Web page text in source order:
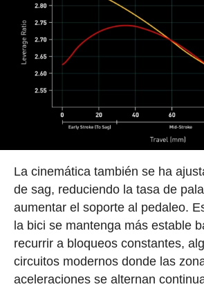
La cinemática también se ha
de sag, reduciendo la tasa de
aumentar el soporte al pedaleo.
la bici se mantenga más estable
recurrir a bloqueos constantes,
circuitos modernos donde las
aceleraciones se alternan